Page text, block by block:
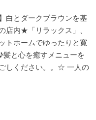
白とダークブラウンを基
店内★「リラックス」、
トホームでゆったりと寛
と心を癒すメニューを
しください。。☆ 一人の